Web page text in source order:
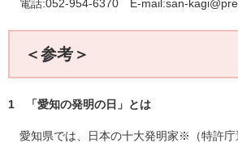
電話:052-954-6370 E-mail:san-
＜参考＞
1 「愛知の発明の日」とは
愛知県では、日本の十大発明家※（特許庁